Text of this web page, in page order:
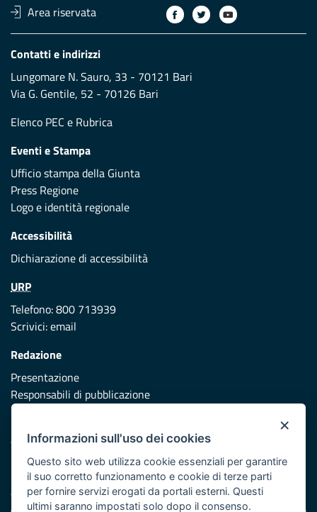
Area riservata
Contatti e indirizzi
Lungomare N. Sauro, 33 - 70121 Bari
Via G. Gentile, 52 - 70126 Bari
Elenco PEC e Rubrica
Eventi e Stampa
Ufficio stampa della Giunta
Press Regione
Logo e identità regionale
Accessibilità
Dichiarazione di accessibilità
URP
Telefono: 800 713939
Scrivici:email
Redazione
Presentazione
Responsabili di pubblicazione
Vai al sito di Protezione Civile Puglia
Iniziativa finanziata con risorse del POR Puglia 2014/2020 -
Asse XI
×
Informazioni sull'uso dei cookies
Questo sito web utilizza cookie essenziali per garantire
il suo corretto funzionamento e cookie di terze parti
per fornire servizi erogati da portali esterni. Questi
ultimi saranno impostati solo dopo il consenso.